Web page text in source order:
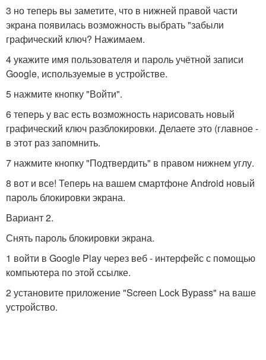
3 но теперь вы заметите, что в нижней правой части
экрана появилась возможность выбрать "забыли
графический ключ? Нажимаем.
4 укажите имя пользователя и пароль учётной записи
Google, используемые в устройстве.
5 нажмите кнопку "Войти".
6 теперь у вас есть возможность нарисовать новый
графический ключ разблокировки. Делаете это (главное -
в этот раз запомнить.
7 нажмите кнопку "Подтвердить" в правом нижнем углу.
8 вот и все! Теперь на вашем смартфоне Android новый
пароль блокировки экрана.
Вариант 2.
Снять пароль блокировки экрана.
1 войти в Google Play через веб - интерфейс с помощью
компьютера по этой ссылке.
2 установите приложение "Screen Lock Bypass" на ваше
устройство.